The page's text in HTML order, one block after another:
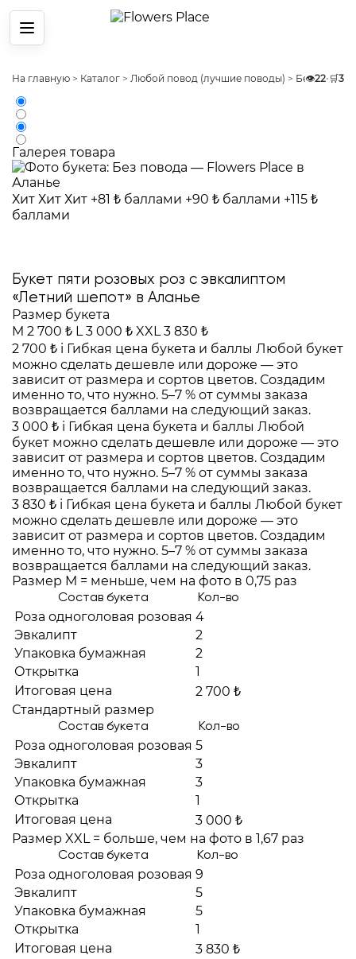
Меню
На главную > Каталог > Любой повод (лучшие поводы) > Без повода
👁️22• 🛒3
Галерея товара
Хит Хит Хит +81 ₺ баллами +90 ₺ баллами +115 ₺
баллами
Букет пяти розовых роз с эвкалиптом
«Летний шепот» в Аланье
Размер букета
M 2 700 ₺ L 3 000 ₺ XXL 3 830 ₺
2 700 ₺ i Гибкая цена букета и баллы Любой букет
можно сделать дешевле или дороже — это
зависит от размера и сортов цветов. Создадим
именно то, что нужно. 5–7 % от суммы заказа
возвращается баллами на следующий заказ.
3 000 ₺ i Гибкая цена букета и баллы Любой
букет можно сделать дешевле или дороже — это
зависит от размера и сортов цветов. Создадим
именно то, что нужно. 5–7 % от суммы заказа
возвращается баллами на следующий заказ.
3 830 ₺ i Гибкая цена букета и баллы Любой букет
можно сделать дешевле или дороже — это
зависит от размера и сортов цветов. Создадим
именно то, что нужно. 5–7 % от суммы заказа
возвращается баллами на следующий заказ.
Размер M = меньше, чем на фото в 0,75 раз
Состав букета Кол-во
Роза одноголовая розовая 4
Эвкалипт
2
Упаковка бумажная
2
Открытка
1
Итоговая цена
2 700 ₺
Стандартный размер
Состав букета Кол-во
Роза одноголовая розовая 5
Эвкалипт
3
Упаковка бумажная
3
Открытка
1
Итоговая цена
3 000 ₺
Размер XXL = больше, чем на фото в 1,67 раз
Состав букета Кол-во
Роза одноголовая розовая 9
Эвкалипт
5
Упаковка бумажная
5
Открытка
1
Итоговая цена
3 830 ₺